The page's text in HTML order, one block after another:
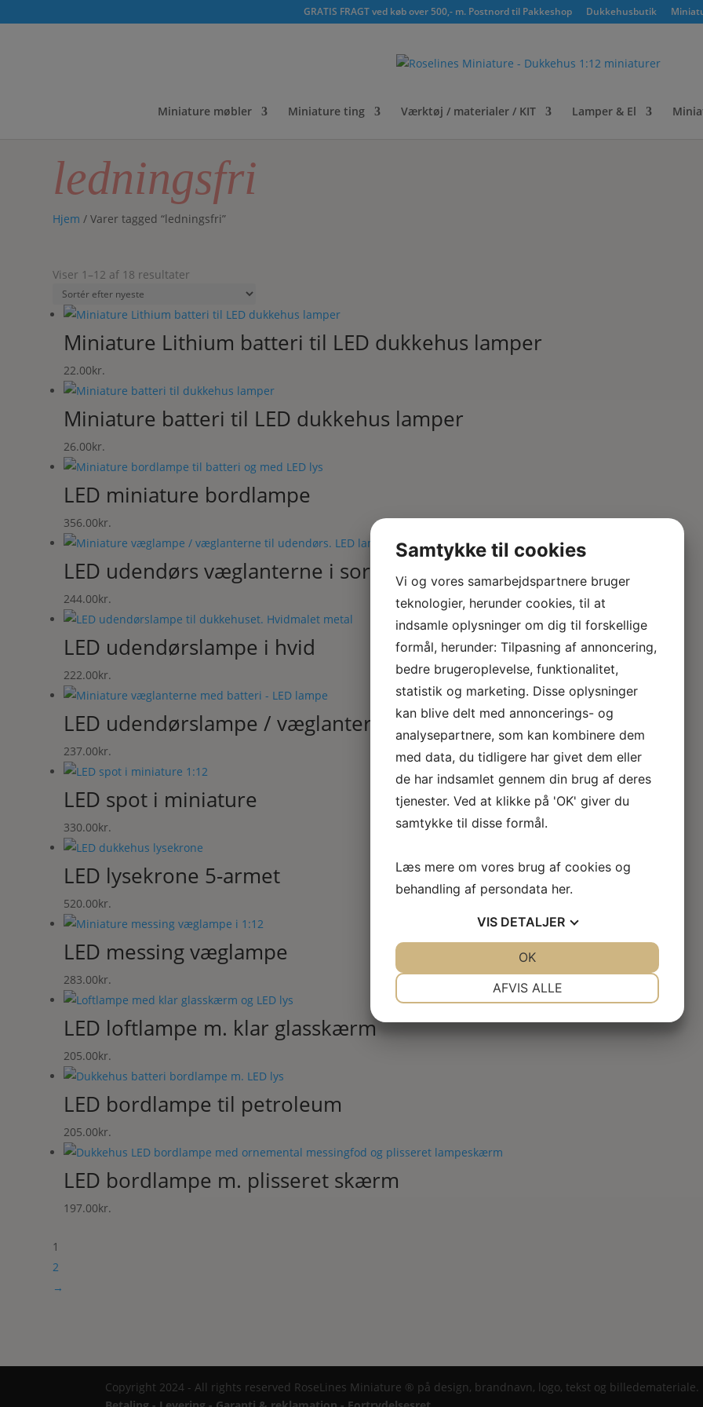
GRATIS FRAGT ved køb over 500,- m. Postnord til Pakkeshop Dukkehusbutik
Miniature møbler Miniature ting Værktøj / materialer / KIT Lamper & El
ledningsfri
Hjem / Varer tagged “ledningsfri”
Viser 1–12 af 18 resultater
seneste
Miniature Lithium batteri til LED dukkehus lamper
22.00kr.
Miniature batteri til LED dukkehus lamper
26.00kr.
LED miniature bordlampe
356.00kr.
LED udendørs væglanterne i sort
244.00kr.
LED udendørslampe i hvid
222.00kr.
LED udendørslampe / væglanterne
237.00kr.
LED spot i miniature
330.00kr.
LED lysekrone 5-armet
520.00kr.
LED messing væglampe
283.00kr.
LED loftlampe m. klar glasskærm
205.00kr.
LED bordlampe til petroleum
205.00kr.
LED bordlampe m. plisseret skærm
197.00kr.
1
2
→
Copyright 2024 - All rights reserved RoseLines Miniature ® på design, brandnavn, logo, tekst og billedemateriale.
Samtykke til cookies
Vi og vores samarbejdspartnere bruger
teknologier, herunder cookies, til at
indsamle oplysninger om dig til forskellige
formål, herunder: Tilpasning af annoncering,
bedre brugeroplevelse, funktionalitet,
statistik og marketing. Disse oplysninger
kan blive delt med annoncerings- og
analysepartnere, som kan kombinere dem
med data, du tidligere har givet dem eller
de har indsamlet gennem din brug af deres
tjenester. Ved at klikke på 'OK' giver du
samtykke til disse formål.
Læs mere om vores brug af cookies og
behandling af persondata her.
VIS DETALJER
AFVIS ALLE
OK